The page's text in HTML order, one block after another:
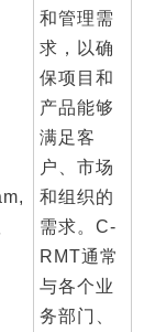
和管理需
求，以确
保项目和
产品能够
满足客
户、市场
和组织的
需求。C-
RMT通常
与各个业
务部门、